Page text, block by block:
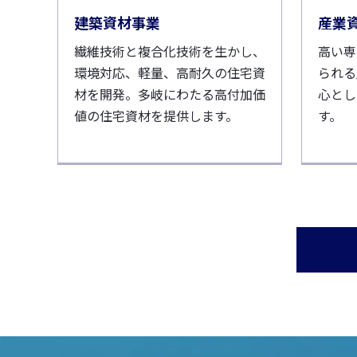
建築資材事業
繊維技術と複合化技術を生かし、
環境対応、軽量、高耐久の住宅資
材を開発。多岐にわたる高付加価
値の住宅資材を提供します。
産業
高い
られ
心と
す。